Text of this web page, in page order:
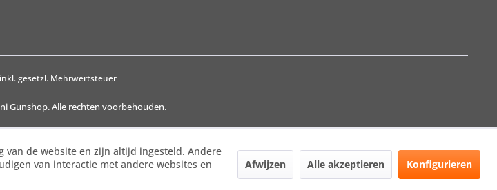
gesetzl. Mehrwertsteuer
Gunshop. Alle rechten voorbehouden.
van de website en zijn altijd ingesteld. Andere
van interactie met andere websites en
Afwijzen Alle akzeptieren Konfigurieren